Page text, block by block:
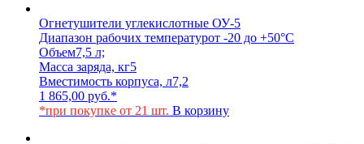
Огнетушители углекислотные ОУ-5
Диапазон рабочих температурот -20 до +50°C
Объем7,5 л;
Масса заряда, кг5
Вместимость корпуса, л7,2
1 865,00 руб.*
*при покупке от 21 шт. В корзину